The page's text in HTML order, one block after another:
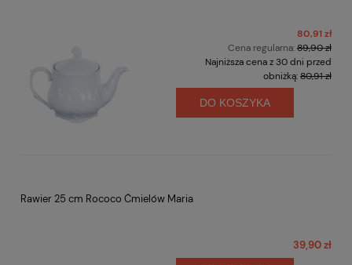
80,91 zł
Cena regularna:89,90 zł
Najniższa cena z 30 dni przed
obniżką:80,91 zł
DO KOSZYKA
Rawier 25 cm Rococo Ćmielów Maria
39,90 zł